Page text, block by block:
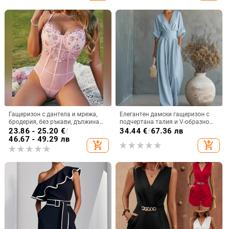
Гащеризон с дантела и мрежа,
бродерия, без ръкави, дължина
3/4, стил уличен хипстър
23.86 - 25.20 €/
46.67 - 49.29 лв
add_shopping_cart
Елегантен дамски гащеризон с
подчертана талия и V-образно
деколте, летен модел 2026
34.44€/67.36 лв
add_shopping_cart